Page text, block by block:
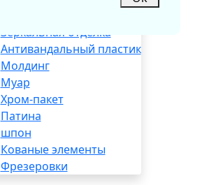
Зеркальная отделка
Антивандальный пластик
Молдинг
Муар
Хром-пакет
Патинa
шпон
Кованые элементы
Фрезеровки